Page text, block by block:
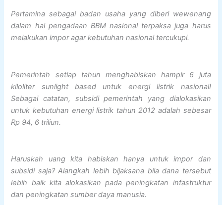
Pertamina sebagai badan usaha yang diberi wewenang
dalam hal pengadaan BBM nasional terpaksa juga harus
melakukan impor agar kebutuhan nasional tercukupi.
Pemerintah setiap tahun menghabiskan hampir 6 juta
kiloliter sunlight based untuk energi listrik nasional!
Sebagai catatan, subsidi pemerintah yang dialokasikan
untuk kebutuhan energi listrik tahun 2012 adalah sebesar
Rp 94, 6 triliun.
Haruskah uang kita habiskan hanya untuk impor dan
subsidi saja? Alangkah lebih bijaksana bila dana tersebut
lebih baik kita alokasikan pada peningkatan infastruktur
dan peningkatan sumber daya manusia.